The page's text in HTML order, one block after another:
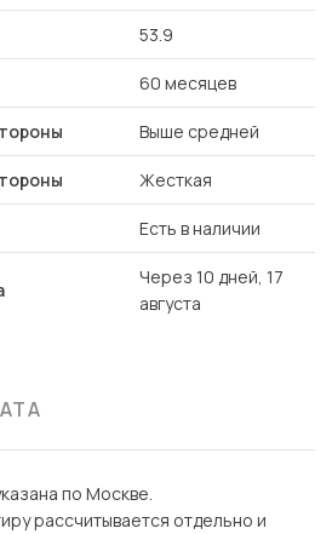
53.9
60 месяцев
Выше средней
Жесткая
Есть в наличии
Через 10 дней, 17
августа
по Москве.
рассчитывается отдельно и